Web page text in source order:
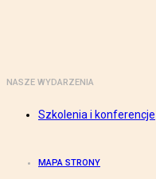
NASZE WYDARZENIA
Szkolenia i konferencje
MAPA STRONY